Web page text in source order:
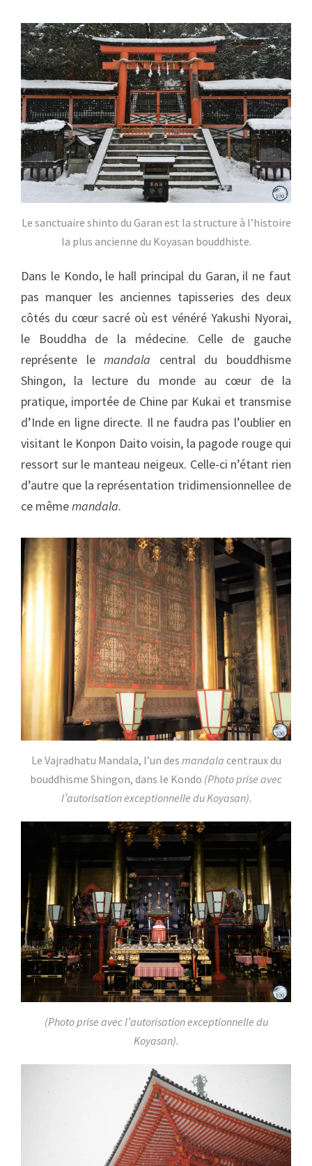
Le sanctuaire shinto du Garan est la structure à l’histoire
la plus ancienne du Koyasan bouddhiste.
Dans le Kondo, le hall principal du Garan, il ne faut
pas manquer les anciennes tapisseries des deux
côtés du cœur sacré où est vénéré Yakushi Nyorai,
le Bouddha de la médecine. Celle de gauche
représente lemandala central du bouddhisme
Shingon, la lecture du monde au cœur de la
pratique, importée de Chine par Kukai et transmise
d’Inde en ligne directe. Il ne faudra pas l’oublier en
visitant le Konpon Daito voisin, la pagode rouge qui
ressort sur le manteau neigeux. Celle-ci n’étant rien
d’autre que la représentation tridimensionnellee de
ce mêmemandala.
Le Vajradhatu Mandala, l’un des mandala centraux du
bouddhisme Shingon, dans le Kondo (Photo prise avec
l’autorisation exceptionnelle du Koyasan).
(Photo prise avec l’autorisation exceptionnelle du
Koyasan).